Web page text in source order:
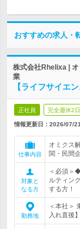
おすすめの求人・
株式会社Rhelixa |
業
【ライフサイエ
正社員 完全週休2
情報更新日：2026/07/21
仕事内容
オミクス
関・民間
対象と
なる方
＜必須＞
ルティン
する方！
勤務地
＜本社＞
入れ直後